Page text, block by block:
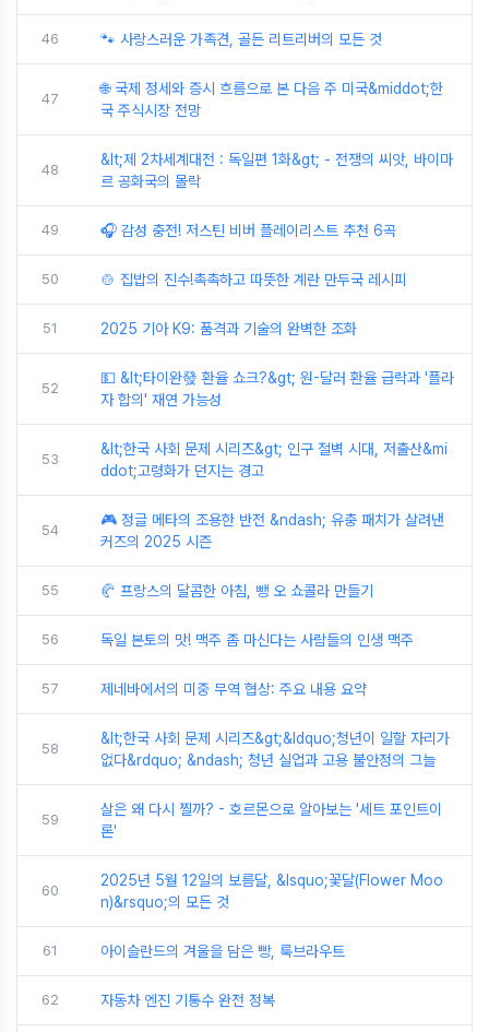
46 🐾 사랑스러운 가족견, 골든 리트리버의 모든 것
47
🌐 국제 정세와 증시 흐름으로 본 다음 주 미국&middot;한
국 주식시장 전망
48
&lt;제 2차세계대전 : 독일편 1화&gt; - 전쟁의 씨앗, 바이마
르 공화국의 몰락
49 🎧 감성 충전! 저스틴 비버 플레이리스트 추천 6곡
50 🍲 집밥의 진수!촉촉하고 따뜻한 계란 만두국 레시피
51 2025 기아 K9: 품격과 기술의 완벽한 조화
52
💵 &lt;타이완發 환율 쇼크?&gt; 원-달러 환율 급락과 '플라
자 합의' 재연 가능성
53
&lt;한국 사회 문제 시리즈&gt; 인구 절벽 시대, 저출산&mi
ddot;고령화가 던지는 경고
54
🎮 정글 메타의 조용한 반전 &ndash; 유충 패치가 살려낸
커즈의 2025 시즌
55 🥐 프랑스의 달콤한 아침, 뺑 오 쇼콜라 만들기
56 독일 본토의 맛! 맥주 좀 마신다는 사람들의 인생 맥주
57 제네바에서의 미중 무역 협상: 주요 내용 요약
58
&lt;한국 사회 문제 시리즈&gt;&ldquo;청년이 일할 자리가
없다&rdquo; &ndash; 청년 실업과 고용 불안정의 그늘
59
살은 왜 다시 찔까? - 호르몬으로 알아보는 '세트 포인트이
론'
60
2025년 5월 12일의 보름달, &lsquo;꽃달(Flower Moo
n)&rsquo;의 모든 것
61 아이슬란드의 겨울을 담은 빵, 룩브라우트
62 자동차 엔진 기통수 완전 정복